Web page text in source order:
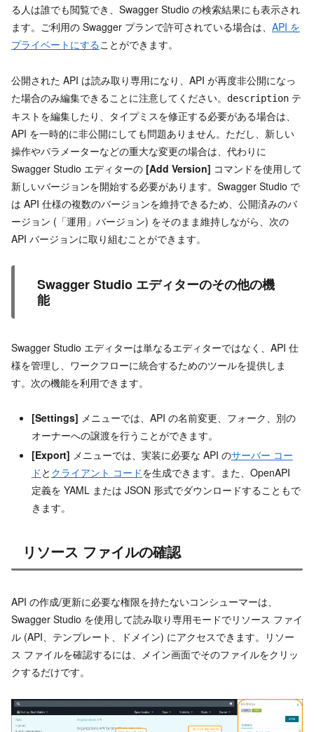
る人は誰でも閲覧でき、Swagger Studio の検索結果にも表示され
ます。ご利用の Swagger プランで許可されている場合は、 API を
プライベートにすることができます。
公開された API は読み取り専用になり、API が再度非公開になっ
た場合のみ編集できることに注意してください。
description テ
キストを編集したり、タイプミスを修正する必要がある場合は、
API を一時的に非公開にしても問題ありません。ただし、新しい
操作やパラメーターなどの重大な変更の場合は、代わりに
Swagger Studio エディターの [Add Version] コマンドを使用して
新しいバージョンを開始する必要があります。Swagger Studio で
は API 仕様の複数のバージョンを維持できるため、公開済みのバ
ージョン (「運用」バージョン) をそのまま維持しながら、次の
API バージョンに取り組むことができます。
Swagger Studio エディターのその他の機
能
Swagger Studio エディターは単なるエディターではなく、API 仕
様を管理し、ワークフローに統合するためのツールを提供しま
す。次の機能を利用できます。
[Settings] メニューでは、API の名前変更、フォーク、別の
オーナーへの譲渡を行うことができます。
[Export] メニューでは、実装に必要な API のサーバー コー
ド と クライアント コードを生成できます。また、OpenAPI
定義を YAML または JSON 形式でダウンロードすることもで
きます。
リソース ファイルの確認
API の作成/更新に必要な権限を持たないコンシューマーは、
Swagger Studio を使用して読み取り専用モードでリソース ファイ
ル (API、テンプレート、ドメイン) にアクセスできます。リソー
ス ファイルを確認するには、メイン画面でそのファイルをクリッ
クするだけです。